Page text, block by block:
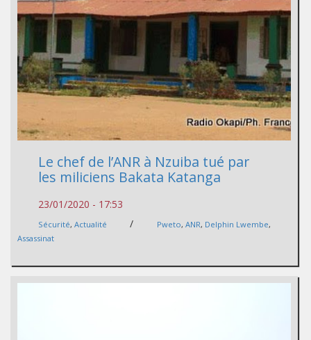
Le chef de l’ANR à Nzuiba tué par
les miliciens Bakata Katanga
23/01/2020 - 17:53
Sécurité, Actualité / Pweto, ANR, Delphin Lwembe,
Assassinat